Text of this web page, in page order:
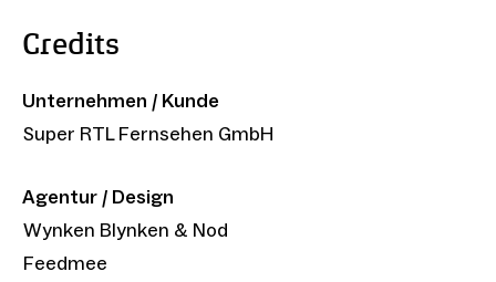
Credits
Unternehmen / Kunde
Super RTL Fernsehen GmbH
Agentur / Design
Wynken Blynken & Nod
Feedmee